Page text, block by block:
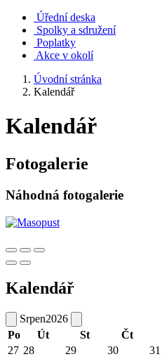
Úřední deska
Spolky a sdružení
Poplatky
Akce v okolí
Úvodní stránka
Kalendář
Kalendář
Fotogalerie
Náhodná fotogalerie
Kalendář
Srpen2026
Po
Út St Čt
27 28 29 30 31